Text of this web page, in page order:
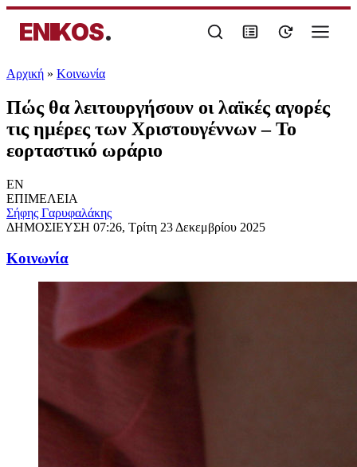
ENIKOS.
Αρχική » Κοινωνία
Πώς θα λειτουργήσουν οι λαϊκές αγορές
τις ημέρες των Χριστουγέννων – Το
εορταστικό ωράριο
EN
ΕΠΙΜΕΛΕΙΑ
Σήφης Γαρυφαλάκης
ΔΗΜΟΣΙΕΥΣΗ 07:26, Τρίτη 23 Δεκεμβρίου 2025
Κοινωνία